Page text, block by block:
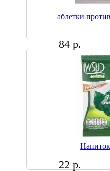
Таблетки
84 р.
22 р.